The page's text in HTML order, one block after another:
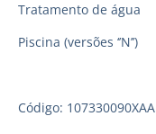
Tratamento de água
Piscina (versões ‘’N’’)
Código: 107330090XAA